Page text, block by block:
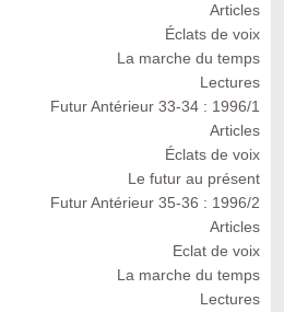
Articles
Éclats de voix
La marche du temps
Lectures
Futur Antérieur 33-34 : 1996/1
Articles
Éclats de voix
Le futur au présent
Futur Antérieur 35-36 : 1996/2
Articles
Eclat de voix
La marche du temps
Lectures